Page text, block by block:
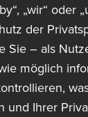
„wir“ oder
der
Sie – als
möglich
und Ihrer